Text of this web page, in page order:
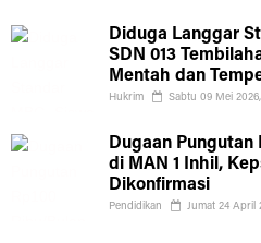
Diduga Langgar
SDN 013
Mentah dan
Hukrim Sabtu 09 Mei
Dugaan Pungutan
di MAN 1 Inhil,
Dikonfirmasi
Pendidikan Jumat 24 April